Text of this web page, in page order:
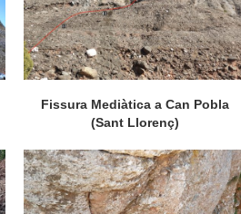
Fissura Mediàtica a Can Pobla
(Sant Llorenç)